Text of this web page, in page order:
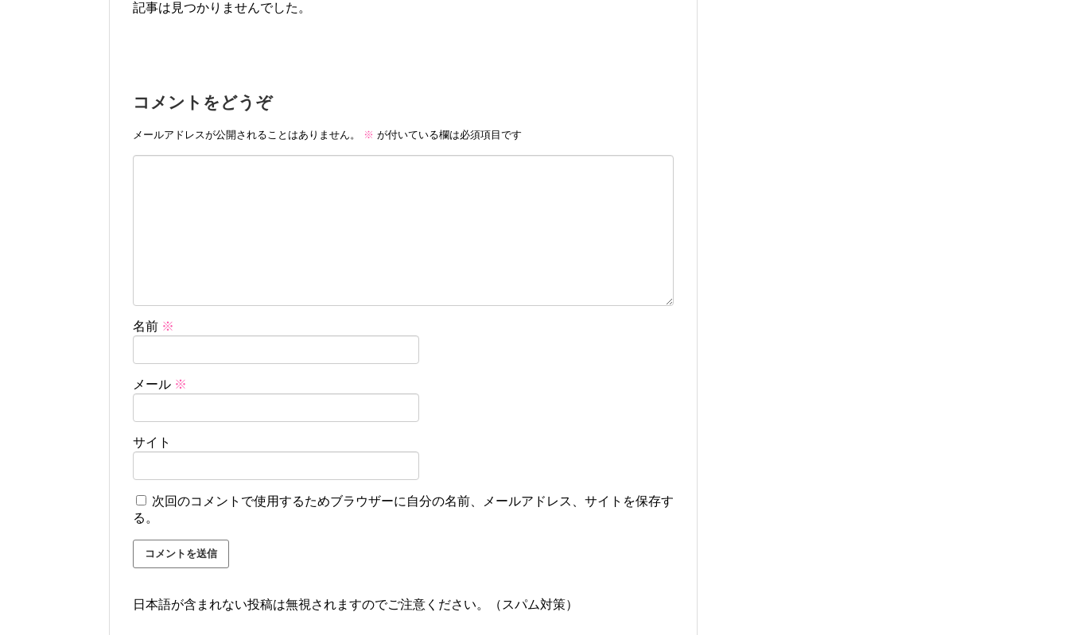
記事は見つかりませんでした。
コメントをどうぞ
メールアドレスが公開されることはありません。 ※ が付いている欄は必須項目です
名前 ※
メール ※
サイト
次回のコメントで使用するためブラウザーに自分の名前、メールアドレス、サイトを保存す
る。
日本語が含まれない投稿は無視されますのでご注意ください。（スパム対策）